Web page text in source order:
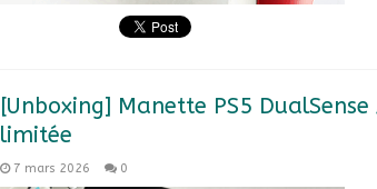
[Unboxing] Manette PS5
limitée
7 mars 2026 0